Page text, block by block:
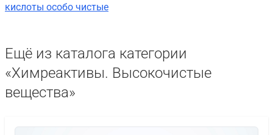
кислоты особо чистые
Ещё из каталога категории
«Химреактивы. Высокочистые
вещества»